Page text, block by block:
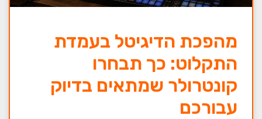
מהפכת הדיגיטל בעמדת
התקלוט: כך תבחרו
קונטרולר שמתאים בדיוק
עבורכם